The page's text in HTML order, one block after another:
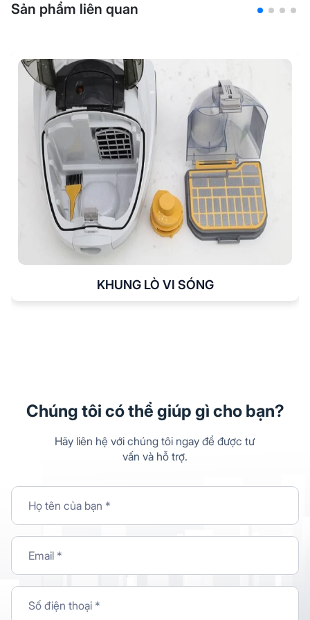
Sản phẩm liên quan
KHUNG LÒ VI SÓNG
Chúng tôi có thể giúp gì cho bạn?
Hãy liên hệ với chúng tôi ngay để được tư
vấn và hỗ trợ.